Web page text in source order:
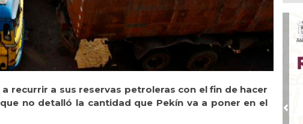
recurrir a sus reservas petroleras con el fin de hacer
no detalló la cantidad que Pekín va a poner en el